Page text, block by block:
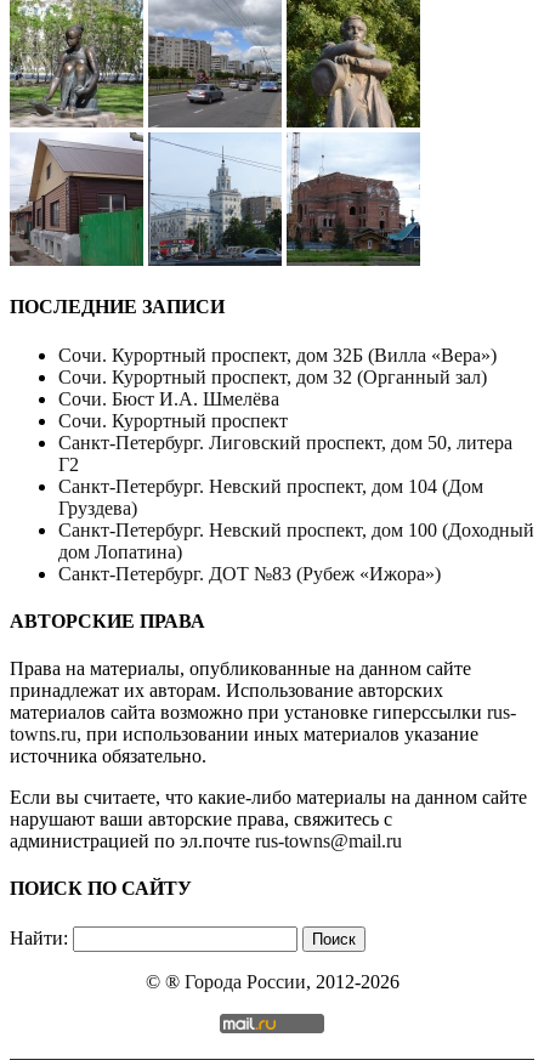
ПОСЛЕДНИЕ ЗАПИСИ
Сочи. Курортный проспект, дом 32Б (Вилла «Вера»)
Сочи. Курортный проспект, дом 32 (Органный зал)
Сочи. Бюст И.А. Шмелёва
Сочи. Курортный проспект
Санкт-Петербург. Лиговский проспект, дом 50, литера
Г2
Санкт-Петербург. Невский проспект, дом 104 (Дом
Груздева)
Санкт-Петербург. Невский проспект, дом 100 (Доходный
дом Лопатина)
Санкт-Петербург. ДОТ №83 (Рубеж «Ижора»)
АВТОРСКИЕ ПРАВА
Права на материалы, опубликованные на данном сайте
принадлежат их авторам. Использование авторских
материалов сайта возможно при установке гиперссылки rus-
towns.ru, при использовании иных материалов указание
источника обязательно.
Если вы считаете, что какие-либо материалы на данном сайте
нарушают ваши авторские права, свяжитесь с
администрацией по эл.почте rus-towns@mail.ru
ПОИСК ПО САЙТУ
Найти:
© ® Города России, 2012-2026